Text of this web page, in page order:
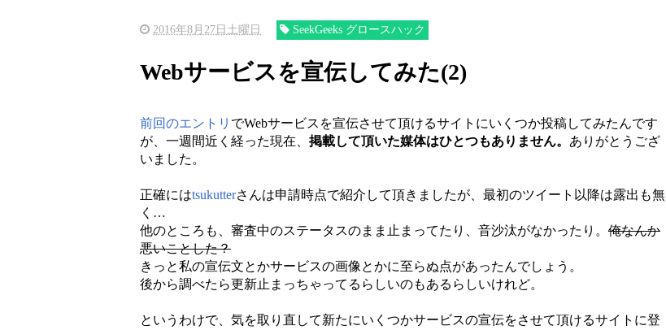
2016年8月27日土曜日 SeekGeeks グロースハック
Webサービスを宣伝してみた(2)
前回のエントリ でWebサービスを宣伝させて頂けるサイトにいくつか投稿してみたんです
が、一週間近く経った現在、 掲載して頂いた媒体はひとつもありません。 ありがとうござ
いました。
正確にはtsukutterさんは申請時点で紹介して頂きましたが、最初のツイート以降は露出も無
く…
他のところも、審査中のステータスのまま止まってたり、音沙汰がなかったり。 俺なんか
悪いことした？
きっと私の宣伝文とかサービスの画像とかに至らぬ点があったんでしょう。
後から調べたら更新止まっちゃってるらしいのもあるらしいけれど。
というわけで、気を取り直して新たにいくつかサービスの宣伝をさせて頂けるサイトに登